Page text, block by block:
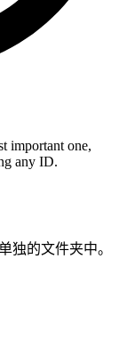
important one,
any ID.
独的文件夹中。